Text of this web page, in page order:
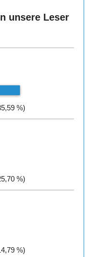
unsere Leser
%)
%)
%)